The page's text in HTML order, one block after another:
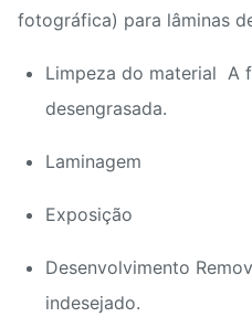
fotográfica) para lâminas
Limpeza do material ️ A
desengrasada.
Laminagem
Exposição
Desenvolvimento
indesejado.